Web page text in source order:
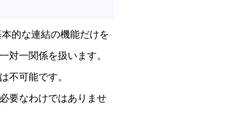
本的な連結の機能だけを
対一関係を扱います。
不可能です。
要なわけではありませ